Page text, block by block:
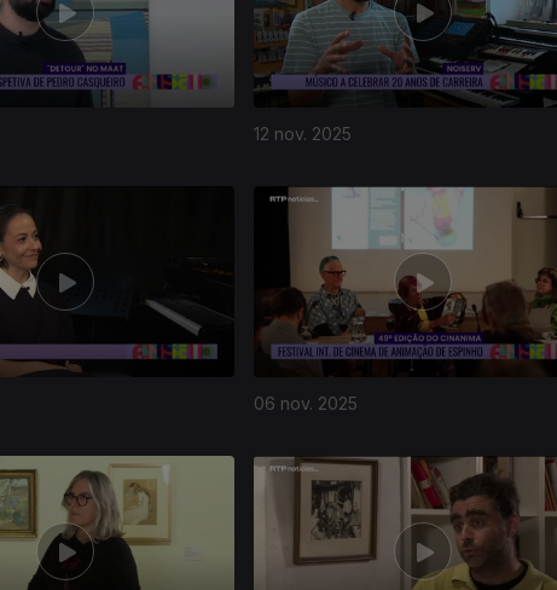
12 nov. 2025
06 nov. 2025